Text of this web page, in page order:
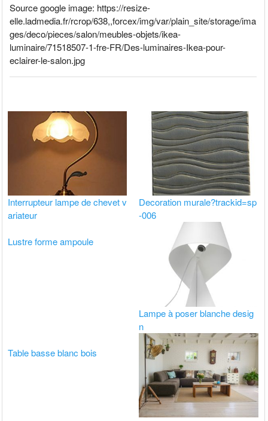
Source google image: https://resize-
elle.ladmedia.fr/rcrop/638,,forcex/img/var/plain_site/storage/ima
ges/deco/pieces/salon/meubles-objets/ikea-
luminaire/71518507-1-fre-FR/Des-luminaires-Ikea-pour-
eclairer-le-salon.jpg
Interrupteur lampe de chevet v
ariateur
Decoration murale?trackid=sp
-006
Lustre forme ampoule
Lampe à poser blanche desig
n
Table basse blanc bois